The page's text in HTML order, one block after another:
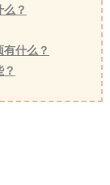
？
什么？